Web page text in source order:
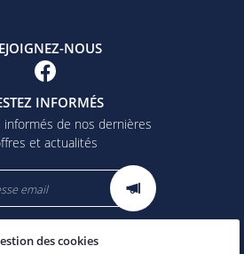
NOUS
INFORMÉS
informés de nos dernières
et actualités
Mentions Légales
des cookies